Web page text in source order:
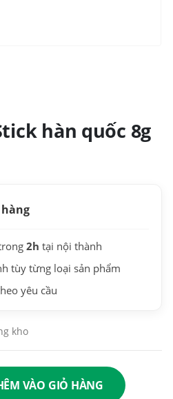
hàn quốc 8g
2h tại nội thành
tùy từng loại sản phẩm
yêu cầu
kho
VÀO GIỎ HÀNG